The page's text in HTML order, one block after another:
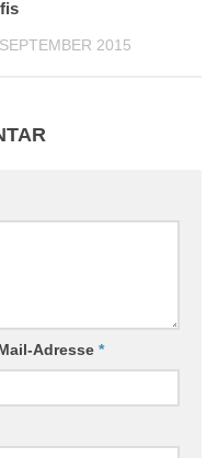
2015
Adresse *